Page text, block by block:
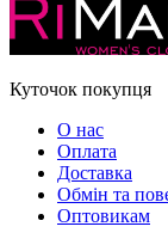
Куточок покупця
О нас
Оплата
Доставка
Обмін та
Оптовикам